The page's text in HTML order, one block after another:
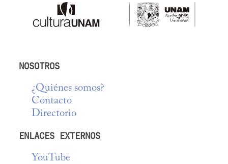
NOSOTROS
¿Quiénes somos?
Contacto
Directorio
ENLACES EXTERNOS
YouTube